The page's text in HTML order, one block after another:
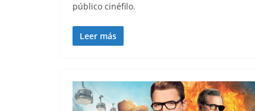
público cinéfilo.
Leer más